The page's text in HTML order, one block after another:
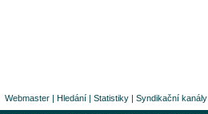
Webmaster | Hledání | Statistiky | Syndikační kanály